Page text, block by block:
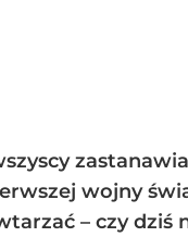
wojny
– czy